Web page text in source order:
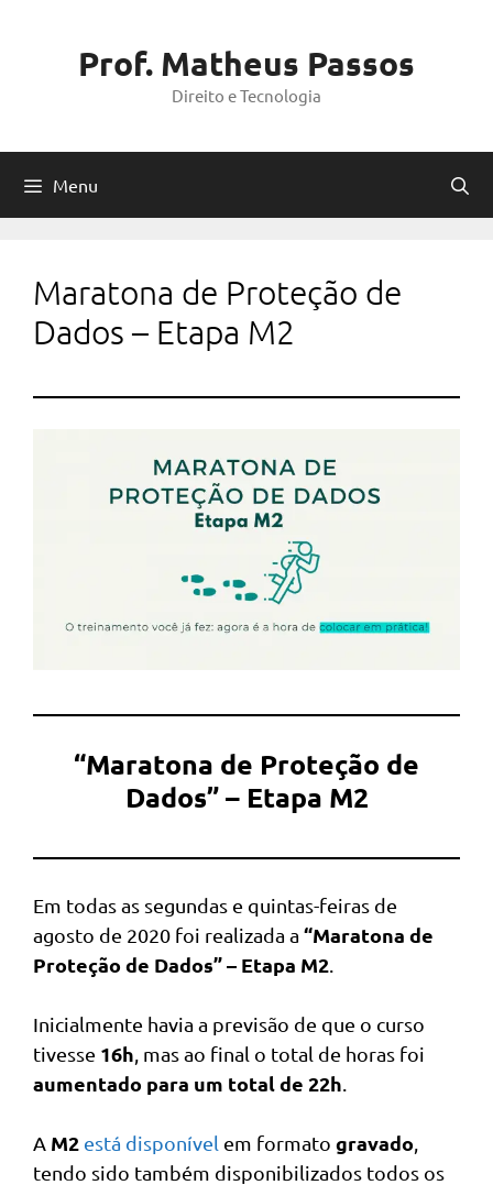
Prof. Matheus Passos
Direito e Tecnologia
Menu
Maratona de Proteção de
Dados – Etapa M2
“Maratona de Proteção de
Dados” – Etapa M2
Em todas as segundas e quintas-feiras de
agosto de 2020 foi realizada a “Maratona de
Proteção de Dados” – Etapa M2
Inicialmente havia a previsão de que o curso
tivesse 16h , mas ao final o total de horas foi
aumentado para um total de 22h
A M2 está disponível em formato gravado
tendo sido também disponibilizados todos os